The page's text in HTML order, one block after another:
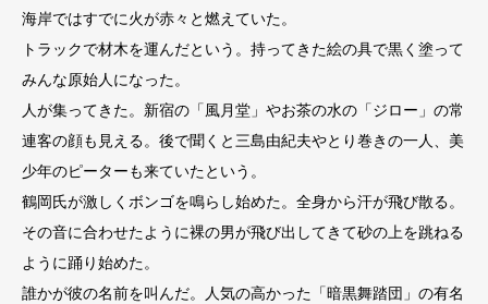
海岸ではすでに火が赤々と燃えていた。
トラックで材木を運んだという。持ってきた絵の具で黒く塗って
みんな原始人になった。
人が集ってきた。新宿の「風月堂」やお茶の水の「ジロー」の常
連客の顔も見える。後で聞くと三島由紀夫やとり巻きの一人、美
少年のピーターも来ていたという。
鶴岡氏が激しくボンゴを鳴らし始めた。全身から汗が飛び散る。
その音に合わせたように裸の男が飛び出してきて砂の上を跳ねる
ように踊り始めた。
誰かが彼の名前を叫んだ。人気の高かった「暗黒舞踏団」の有名